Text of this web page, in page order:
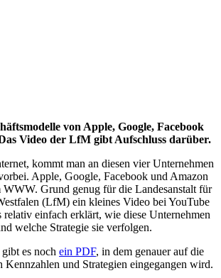
von Apple, Google, Facebook
Video der LfM gibt Aufschluss darüber.
kommt man an diesen vier Unternehmen
Apple, Google, Facebook und Amazon
Grund genug für die Landesanstalt für
(LfM) ein kleines Video bei YouTube
relativ einfach erklärt, wie diese Unternehmen
welche Strategie sie verfolgen.
es noch ein PDF, in dem genauer auf die
Kennzahlen und Strategien eingegangen wird.